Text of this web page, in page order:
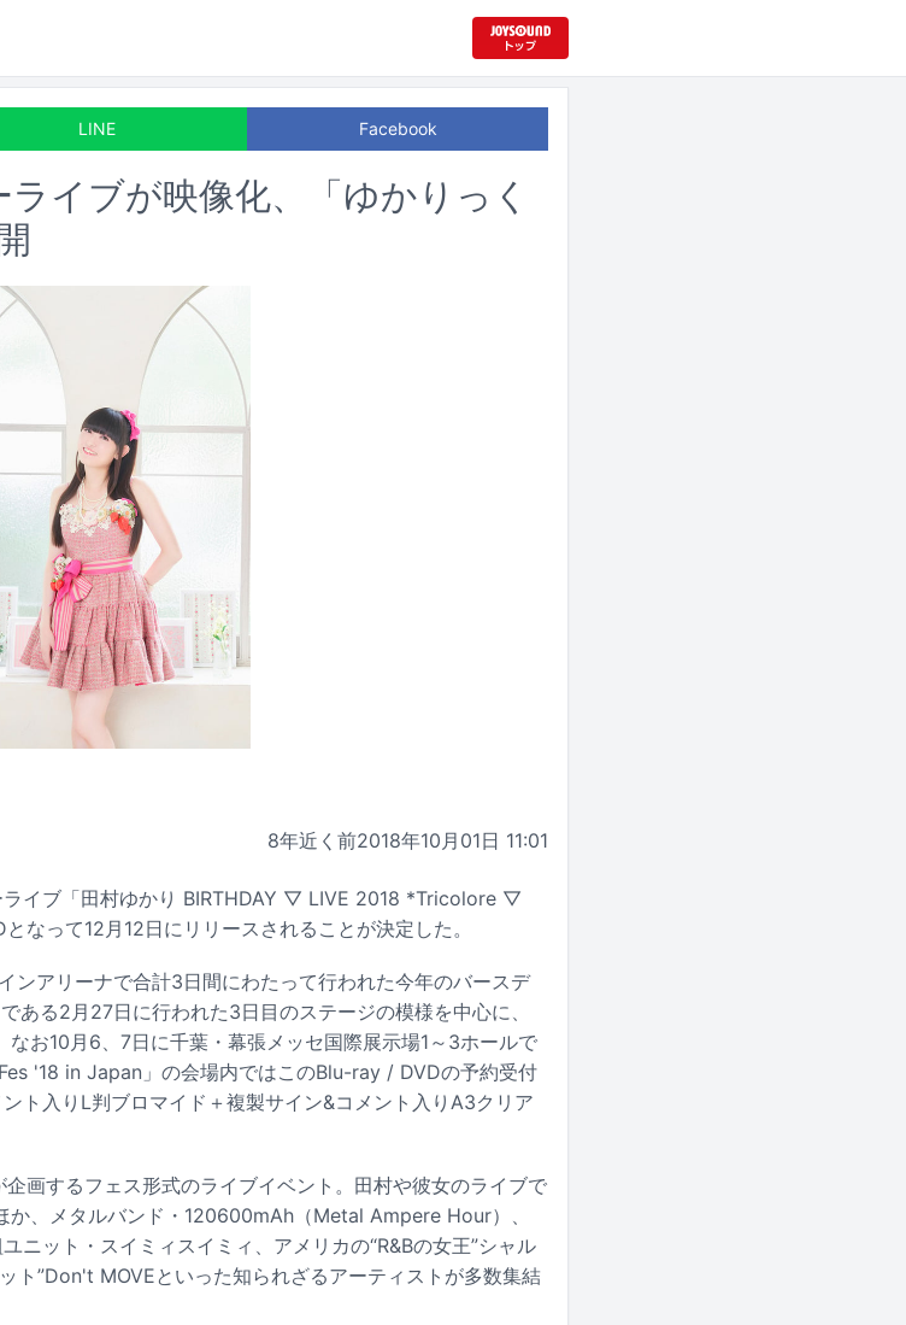
LINE Facebook
イブが映像化、「ゆかりっく
8年近く前2018年10月01日 11:01
ライブ「田村ゆかり BIRTHDAY ▽ LIVE 2018 *Tricolore ▽
なって12月12日にリリースされることが決定した。
ンアリーナで合計3日間にわたって行われた今年のバースデ
ある2月27日に行われた3日目のステージの模様を中心に、
お10月6、7日に千葉・幕張メッセ国際展示場1～3ホールで
'18 in Japan」の会場内ではこのBlu-ray / DVDの予約受付
ト入りL判ブロマイド＋複製サイン&コメント入りA3クリア
画するフェス形式のライブイベント。田村や彼女のライブで
か、メタルバンド・120600mAh（Metal Ampere Hour）、
ニット・スイミィスイミィ、アメリカの“R&Bの女王”シャル
ト”Don't MOVEといった知られざるアーティストが多数集結